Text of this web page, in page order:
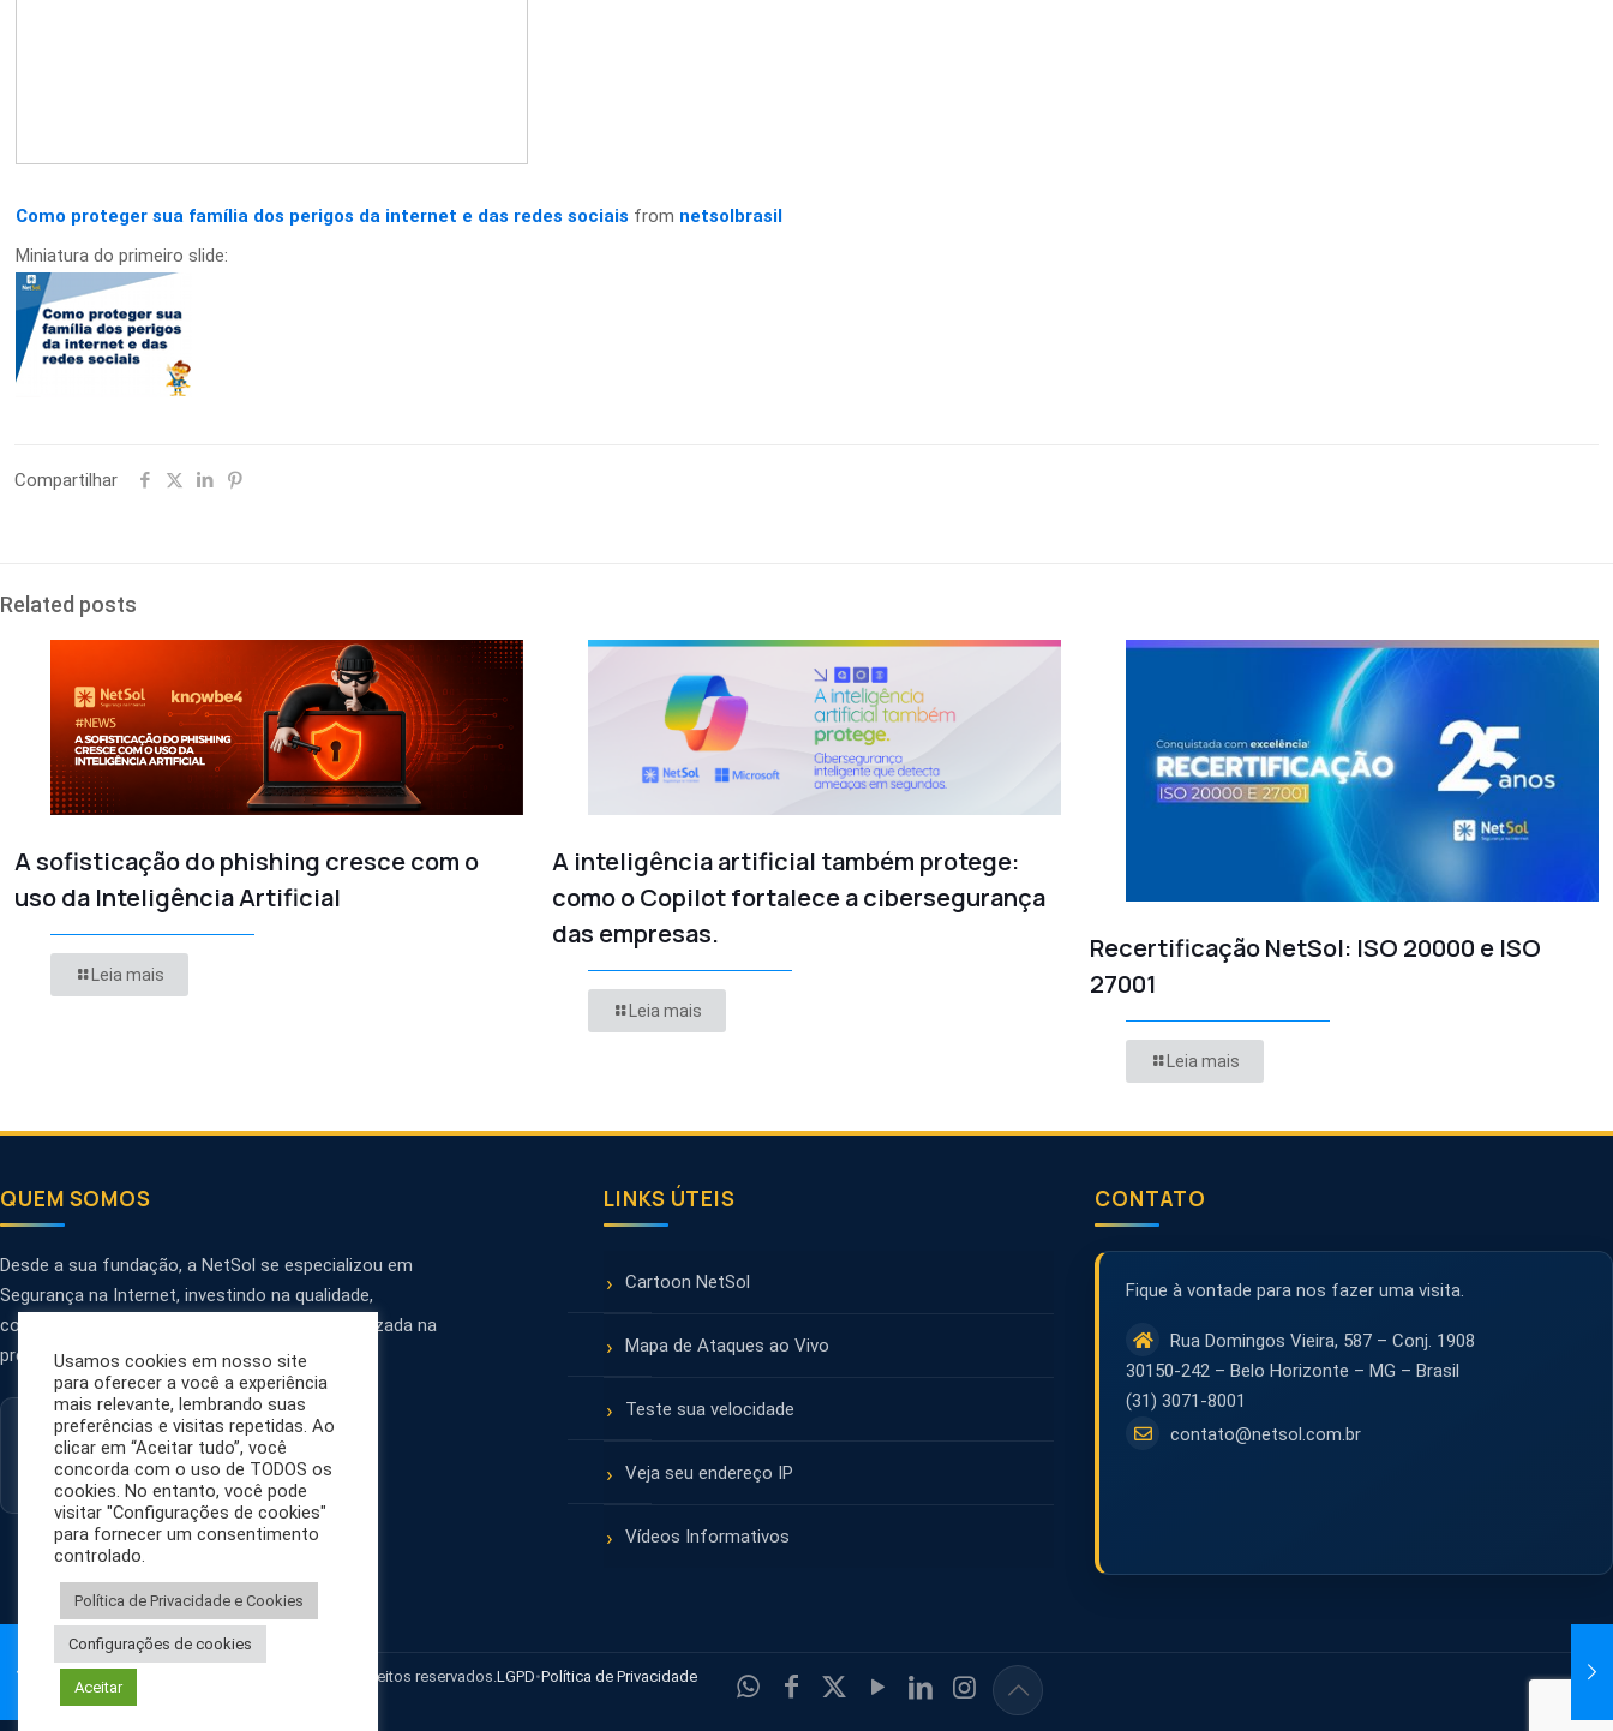
Como proteger sua família dos perigos da internet e das redes sociais from netsolbrasil
Miniatura do primeiro slide:
Compartilhar
Related posts
A sofisticação do phishing cresce com o
uso da Inteligência Artificial
Leia mais
A inteligência artificial também protege:
como o Copilot fortalece a cibersegurança
das empresas.
Leia mais
Recertificação NetSol: ISO 20000 e ISO
27001
Leia mais
QUEM SOMOS
Desde a sua fundação, a NetSol se especializou em
Segurança na Internet, investindo na qualidade,
confiabilidade, personalização e tecnologia utilizada na
prestação de serviços.
LINKS ÚTEIS
Cartoon NetSol
Mapa de Ataques ao Vivo
Teste sua velocidade
Veja seu endereço IP
Vídeos Informativos
CONTATO
Fique à vontade para nos fazer uma visita.
Rua Domingos Vieira, 587 – Conj. 1908
30150-242 – Belo Horizonte – MG – Brasil
(31) 3071-8001
contato@netsol.com.br
© 2026 NetSol - Segurança na Internet. Todos os direitos reservados.LGPD•Política de Privacidade
Usamos cookies em nosso site
para oferecer a você a experiência
mais relevante, lembrando suas
preferências e visitas repetidas. Ao
clicar em “Aceitar tudo”, você
concorda com o uso de TODOS os
cookies. No entanto, você pode
visitar "Configurações de cookies"
para fornecer um consentimento
controlado.
Política de Privacidade e Cookies
Configurações de cookies
Aceitar